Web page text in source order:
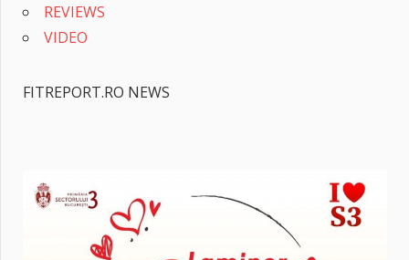
REVIEWS
VIDEO
FITREPORT.RO NEWS